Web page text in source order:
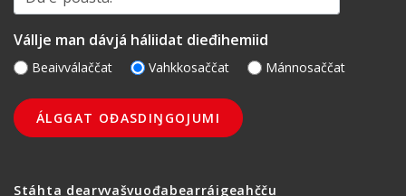
Stáhta dearvvašvuođabearráigeahčču
Vállje man dávjá háliidat dieđihemiid
Beaivválaččat Vahkkosaččat Mánnosaččat